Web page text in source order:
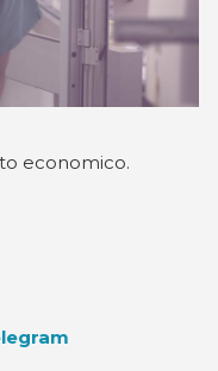
economico.